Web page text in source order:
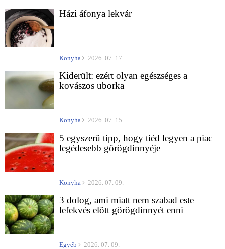
Házi áfonya lekvár
Konyha 2026. 07. 17.
Kiderült: ezért olyan egészséges a
kovászos uborka
Konyha 2026. 07. 15.
5 egyszerű tipp, hogy tiéd legyen a piac
legédesebb görögdinnyéje
Konyha 2026. 07. 09.
3 dolog, ami miatt nem szabad este
lefekvés előtt görögdinnyét enni
Egyéb 2026. 07. 09.